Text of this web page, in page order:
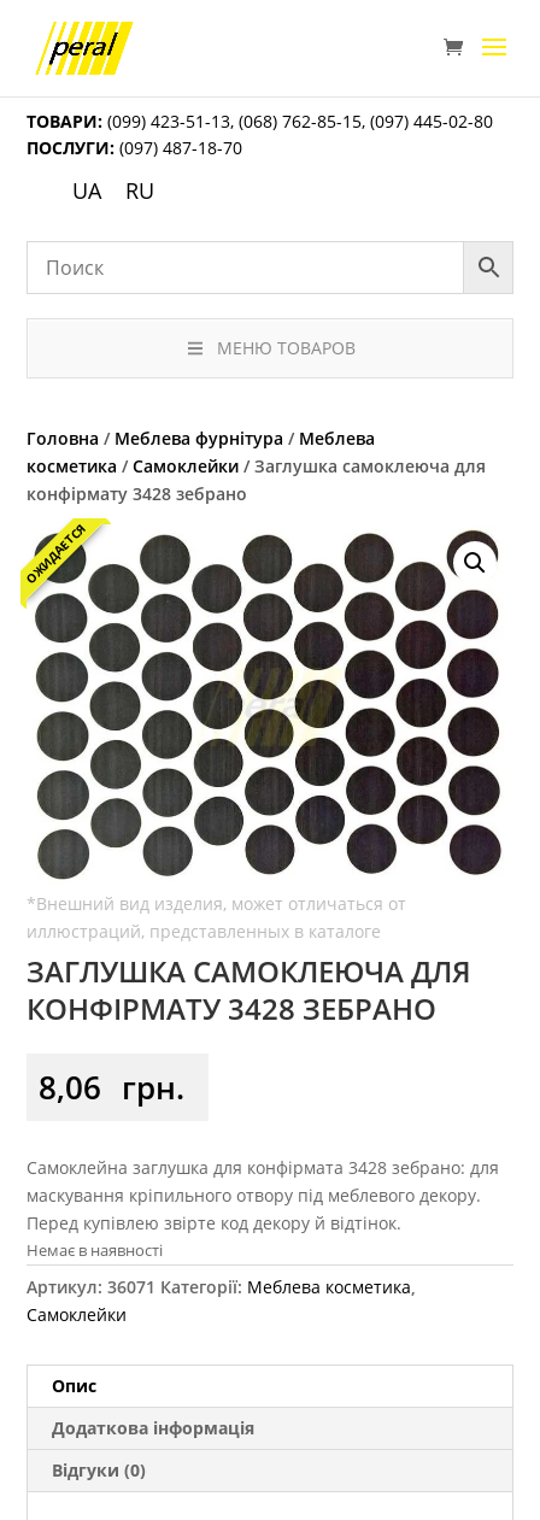
ТОВАРИ: (099) 423-51-13,(068) 762-85-15,(097) 445-02-80
ПОСЛУГИ: (097) 487-18-70
UA RU
МЕНЮ ТОВАРОВ
Головна / Меблева фурнітура / Меблева
косметика /Самоклейки / Заглушка самоклеюча для
конфірмату 3428 зебрано
ОЖИДАЕТСЯ
ЗАГЛУШКА САМОКЛЕЮЧА ДЛЯ
КОНФІРМАТУ 3428 ЗЕБРАНО
8,06 грн.
Самоклейна заглушка для конфірмата 3428 зебрано: для
маскування кріпильного отвору під меблевого декору.
Перед купівлею звірте код декору й відтінок.
Немає в наявності
Артикул:36071 Категорії: Меблева косметика
Самоклейки
Опис
Додаткова інформація
Відгуки (0)